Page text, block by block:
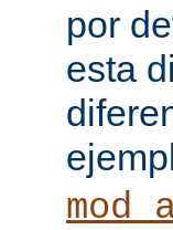
por
esta